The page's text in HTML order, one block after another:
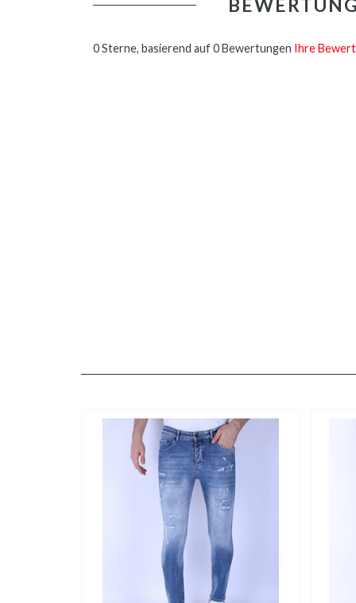
0 Sterne, basierend auf 0 Bewertungen Ihre